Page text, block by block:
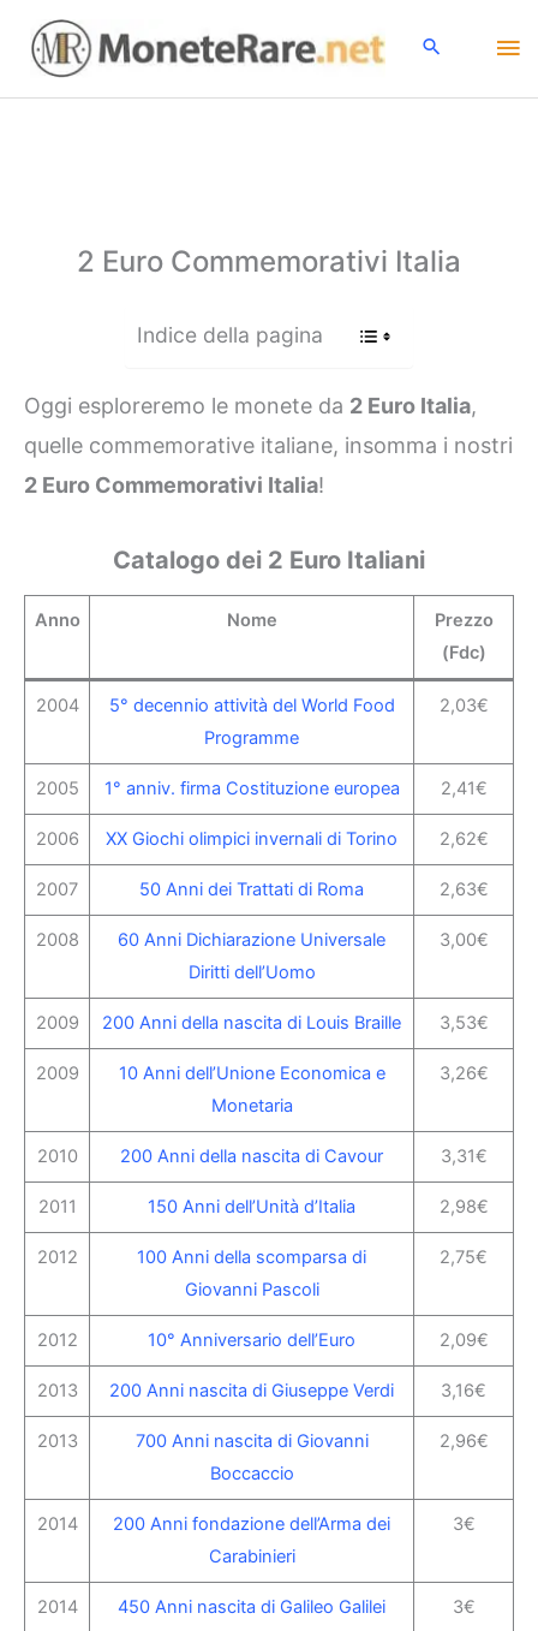
contenuto
2 Euro Commemorativi Italia
Indice della pagina
Oggi esploreremo le monete da 2 Euro Italia,
quelle commemorative italiane, insomma i nostri
2 Euro Commemorativi Italia!
Catalogo dei 2 Euro Italiani
Anno Nome
Prezzo
(Fdc)
2004
5° decennio attività del World Food
Programme
2,03€
2005 1° anniv. firma Costituzione europea 2,41€
2006 XX Giochi olimpici invernali di Torino 2,62€
2007 50 Anni dei Trattati di Roma 2,63€
2008
60 Anni Dichiarazione Universale
Diritti dell’Uomo
3,00€
2009 200 Anni della nascita di Louis Braille 3,53€
2009
10 Anni dell’Unione Economica e
Monetaria
3,26€
2010 200 Anni della nascita di Cavour 3,31€
2011 150 Anni dell’Unità d’Italia 2,98€
2012
100 Anni della scomparsa di
Giovanni Pascoli
2,75€
2012 10° Anniversario dell’Euro 2,09€
2013 200 Anni nascita di Giuseppe Verdi 3,16€
2013
700 Anni nascita di Giovanni
Boccaccio
2,96€
2014
200 Anni fondazione dell’Arma dei
Carabinieri
3€
2014 450 Anni nascita di Galileo Galilei 3€